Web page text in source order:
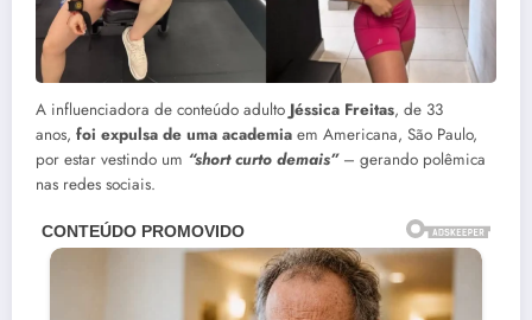
A influenciadora de conteúdo adulto Jéssica Freitas, de 33
anos, foi expulsa de uma academia em Americana, São Paulo,
por estar vestindo um “short curto demais”– gerando polêmica
nas redes sociais.